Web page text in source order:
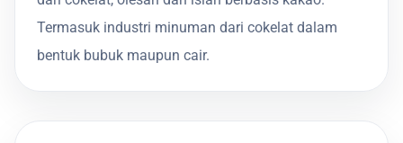
Termasuk industri minuman dari cokelat dalam
bentuk bubuk maupun cair.